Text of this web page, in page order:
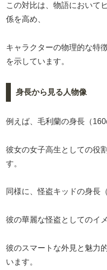
この対比は、物語において
係を高め、
キャラクターの物理的な特
を示しています。
身長から見る人物像
例えば、毛利蘭の身長（
彼女の女子高生としての役
す。
同様に、怪盗キッドの身長
彼の華麗な怪盗としてのイ
彼のスマートな外見と魅力
います。